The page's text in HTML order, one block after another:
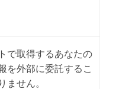
で取得するあなたの
を外部に委託するこ
ません。